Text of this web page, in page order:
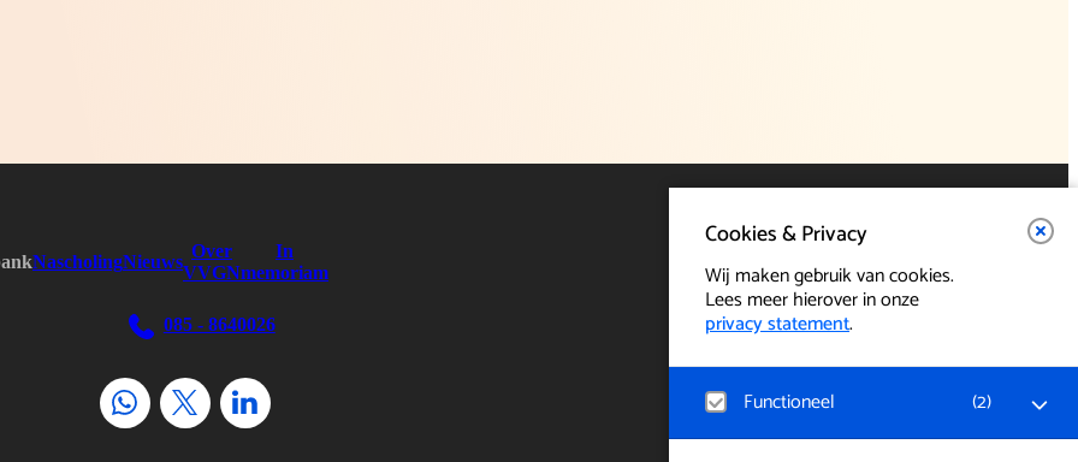
Cookies & Privacy
Wij maken gebruik van cookies.
Lees meer hierover in onze
privacy statement.
Functioneel (2)
NascholingNieuws
Over
VVGN
In
memoriam
085 - 8640026